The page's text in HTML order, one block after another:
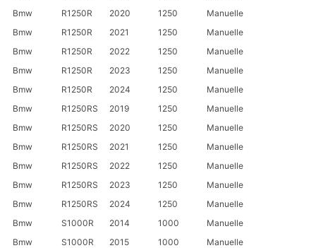
Bmw
R1250R 2020 1250
Manuelle
Bmw
R1250R 2021 1250
Manuelle
Bmw
R1250R 2022 1250
Manuelle
Bmw
R1250R 2023 1250
Manuelle
Bmw
R1250R 2024 1250
Manuelle
Bmw
R1250RS 2019 1250
Manuelle
Bmw
R1250RS 2020 1250
Manuelle
Bmw
R1250RS 2021 1250
Manuelle
Bmw
R1250RS 2022 1250
Manuelle
Bmw
R1250RS 2023 1250
Manuelle
Bmw
R1250RS 2024 1250
Manuelle
Bmw
S1000R 2014 1000
Manuelle
Bmw
S1000R 2015 1000
Manuelle